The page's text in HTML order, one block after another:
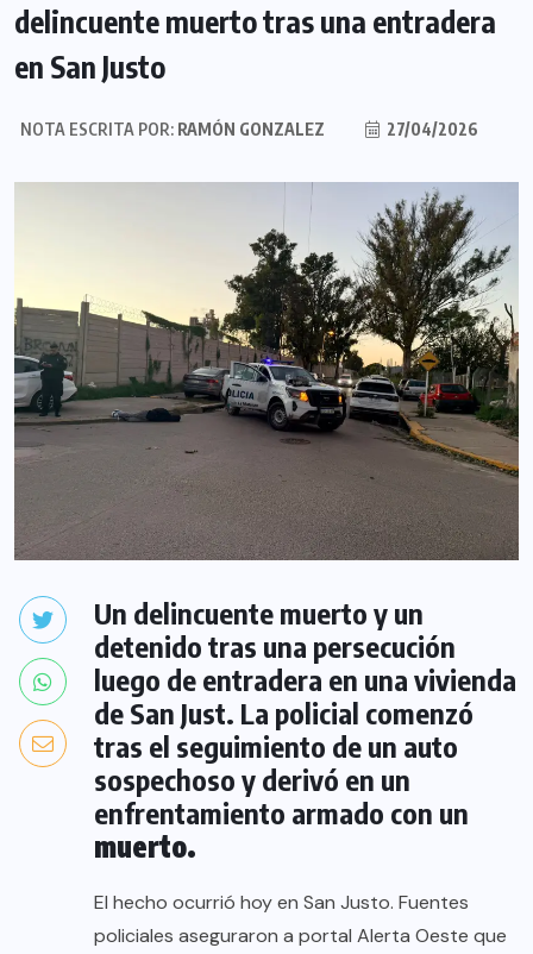
delincuente muerto tras una entradera
en San Justo
NOTA ESCRITA POR:RAMÓN GONZALEZ 27/04/2026
Un delincuente muerto y un
detenido tras una persecución
luego de entradera en una vivienda
de San Just. La policial comenzó
tras el seguimiento de un auto
sospechoso y derivó en un
enfrentamiento armado con un
muerto.
El hecho ocurrió hoy en San Justo. Fuentes
policiales aseguraron a portal Alerta Oeste que